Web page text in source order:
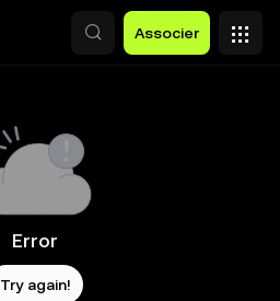
Associer
Error
Try again!